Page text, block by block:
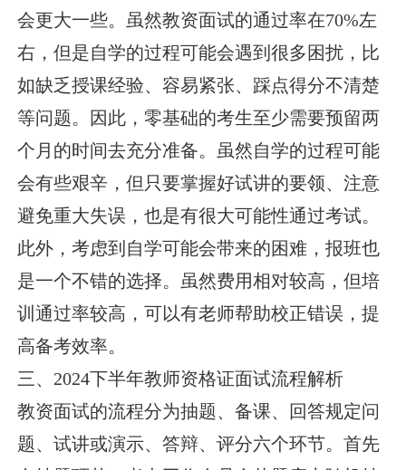
会更大一些。虽然教资面试的通过率在70%左
右，但是自学的过程可能会遇到很多困扰，比
如缺乏授课经验、容易紧张、踩点得分不清楚
等问题。因此，零基础的考生至少需要预留两
个月的时间去充分准备。虽然自学的过程可能
会有些艰辛，但只要掌握好试讲的要领、注意
避免重大失误，也是有很大可能性通过考试。
此外，考虑到自学可能会带来的困难，报班也
是一个不错的选择。虽然费用相对较高，但培
训通过率较高，可以有老师帮助校正错误，提
高备考效率。
三、2024下半年教师资格证面试流程解析
教资面试的流程分为抽题、备课、回答规定问
题、试讲或演示、答辩、评分六个环节。首先